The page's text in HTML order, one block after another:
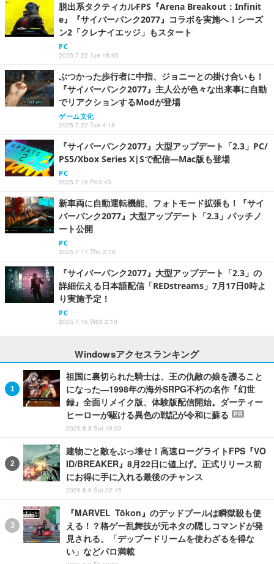
脱出系タクティカルFPS『Arena Breakout：Infinit
e』『サイバーパンク2077』コラボを実施へ！シーズ
ン2「クレナイエッジ」もスタート
PC
2025.7.22 Tue 18:45
ぶつかった歩行者に中指、ジョニーとの掛け合いも！
『サイバーパンク2077』主人公が色々な出来事に自動
でリアクションするModが登場
ゲーム文化
2025.7.22 Tue 4:18
『サイバーパンク2077』大型アップデート「2.3」PC/
PS5/Xbox Series X|Sで配信―Mac版も登場
PC
2025.7.18 Fri 0:43
新車両に自動運転機能、フォトモード拡張も！『サイ
バーパンク2077』大型アップデート「2.3」パッチノ
ート公開
PC
2025.7.17 Thu 2:18
『サイバーパンク2077』大型アップデート「2.3」の
詳細伝える日本語配信「REDstreams」7月17日0時よ
り実施予定！
PC
2025.7.16 Wed 2:10
Windowsアクセスランキング
祖国に裏切られた騎士は、王の仇敵の娘を護ること
になった―1998年の海外SRPG不朽の名作『幻世
録』全面リメイク版、体験版配信開始。ダーティー
ヒーローが駆ける異色の戦記が令和に蘇る
PR
2026.8.8 Sat 18:00
建物ごと敵をぶっ壊せ！高速ローグライトFPS『VO
ID/BREAKER』8月22日に値上げ。正式リリース前
にお得に手に入れる最後のチャンス
2026.8.8 Sat 22:15
『MARVEL Tōkon』のデッドプールは瞬獄殺も使
える！？格ゲー乱舞技が元ネタの隠しコマンドが発
見される。「デップードリームを使わざるを得な
い」などパロ満載